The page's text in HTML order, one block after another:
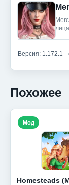
Версия: 1.172.1
Похожее
Homesteads
Мод